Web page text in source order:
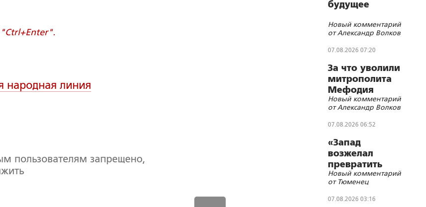
народная линия
пользователям запрещено,
будущее
Новый комментарий
от Александр Волков
07.08.2026 07:20
За что уволили
митрополита
Мефодия
(Немцова)?
Новый комментарий
от Александр Волков
07.08.2026 06:52
«Запад
возжелал
превратить
Россию в
ничто»
Новый комментарий
от Тюменец
07.08.2026 03:16